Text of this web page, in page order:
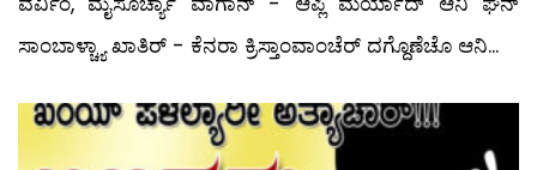
ಸಾಂಬಾಳ್ಚ್ಯಾ ಖಾತಿರ್ - ಕೆನರಾ ಕ್ರಿಸ್ತಾಂವಾಂಚೆರ್ ದಗ್ದೊಣೆಚೊ ಆನಿ...